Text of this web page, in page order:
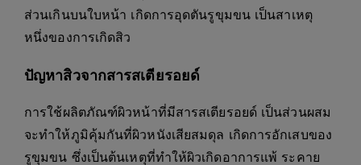
ส่วนเกินบนใบหน้า เกิดการอุดตันรูขุมขน เป็นสาเหตุ
หนึ่งของการเกิดสิว
ปัญหาสิวจากสารสเตียรอยด์
การใช้ผลิตภัณฑ์ผิวหน้าที่มีสารสเตียรอยด์ เป็นส่วนผสม
จะทำให้ภูมิคุ้มกันที่ผิวหนังเสียสมดุล เกิดการอักเสบของ
รูขุมขน ซึ่งเป็นต้นเหตุที่ทำให้ผิวเกิดอาการแพ้ ระคาย